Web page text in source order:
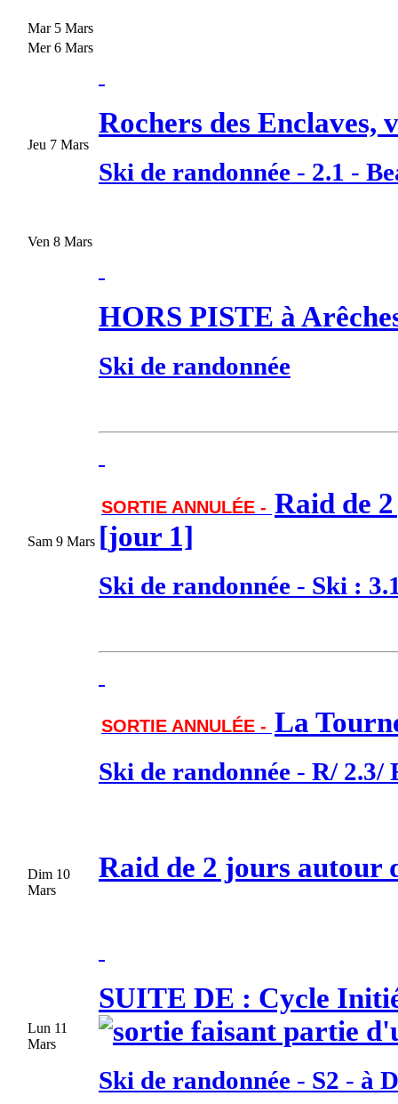
Mar 5 Mars
Mer 6 Mars
Jeu 7 Mars
Rochers des Enclaves,
Ski de randonnée - 2.1 -
Ven 8 Mars
Sam 9 Mars
HORS PISTE à
Ski de randonnée
SORTIE ANNULÉE - Raid de
[jour 1]
Ski de randonnée - Ski :
SORTIE ANNULÉE - La
Ski de randonnée - R/ 2.3/
Dim 10
Mars
Raid de 2 jours autour
Lun 11
Mars
SUITE DE : Cycle
Ski de randonnée - S2 - à